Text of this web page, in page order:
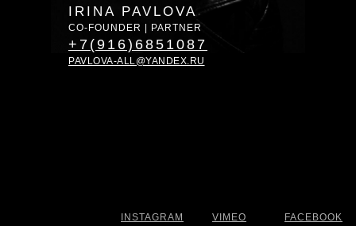
IRINA PAVLOVA
CO-FOUNDER | PARTNER
+7(916)6851087
PAVLOVA-ALL@YANDEX.RU
INSTAGRAM VIMEO FACEBOOK